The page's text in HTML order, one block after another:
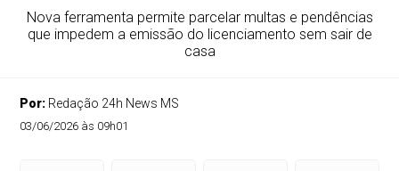
Nova ferramenta permite parcelar multas e pendências
que impedem a emissão do licenciamento sem sair de
casa
Por: Redação 24h News MS
03/06/2026 às 09h01